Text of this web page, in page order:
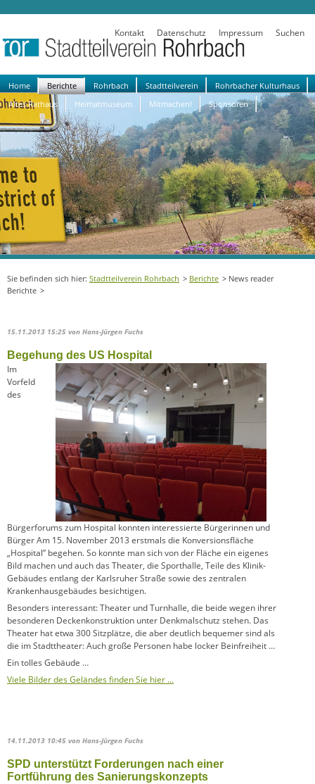
Kontakt Datenschutz Impressum Suchen
Navigation
überspringen
Home Berichte Rohrbach Stadtteilverein
Rohrbacher Kulturhaus
Altes Rathaus
Heimatmuseum Mitmachen! Sponsoren
Stadtteilverein Rohrbach Berichte
News reader
Berichte
15.11.2013 15:25 von Hans-Jürgen Fuchs
Begehung des US Hospital
Im
Vorfeld
des
Bürgerforums zum Hospital konnten interessierte Bürgerinnen und
Bürger Am 15. November 2013 erstmals die Konversionsfläche
„Hospital” begehen. So konnte man sich von der Fläche ein eigenes
Bild machen und auch das Theater, die Sporthalle, Teile des Klinik-
Gebäudes entlang der Karlsruher Straße sowie des zentralen
Krankenhausgebäudes besichtigen.
Besonders interessant: Theater und Turnhalle, die beide wegen ihrer
besonderen Deckenkonstruktion unter Denkmalschutz stehen. Das
Theater hat etwa 300 Sitzplätze, die aber deutlich bequemer sind als
die im Stadttheater: Auch große Personen habe locker Beinfreiheit …
Ein tolles Gebäude …
Viele Bilder des Geländes finden Sie hier …
14.11.2013 10:45 von Hans-Jürgen Fuchs
SPD unterstützt Forderungen nach einer
Fortführung des Sanierungskonzepts